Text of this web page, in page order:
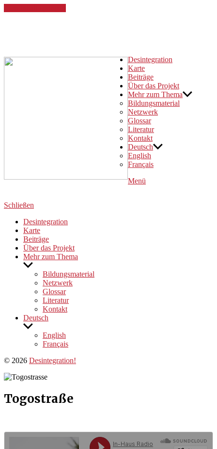
Desintegration!
Eine digitale Karte zum kolonialen Erbe in Köln
Desintegration
Karte
Beiträge
Über das Projekt
Mehr zum Thema
Bildungsmaterial
Netzwerk
Glossar
Literatur
Kontakt
Deutsch
English
Français
Menü
Schließen
Desintegration
Karte
Beiträge
Über das Projekt
Mehr zum Thema
Untermenü
anzeigenBildungsmaterial
Netzwerk
Glossar
Literatur
Kontakt
Deutsch
Untermenü
anzeigenEnglish
Français
© 2026 Desintegration!
Togostraße